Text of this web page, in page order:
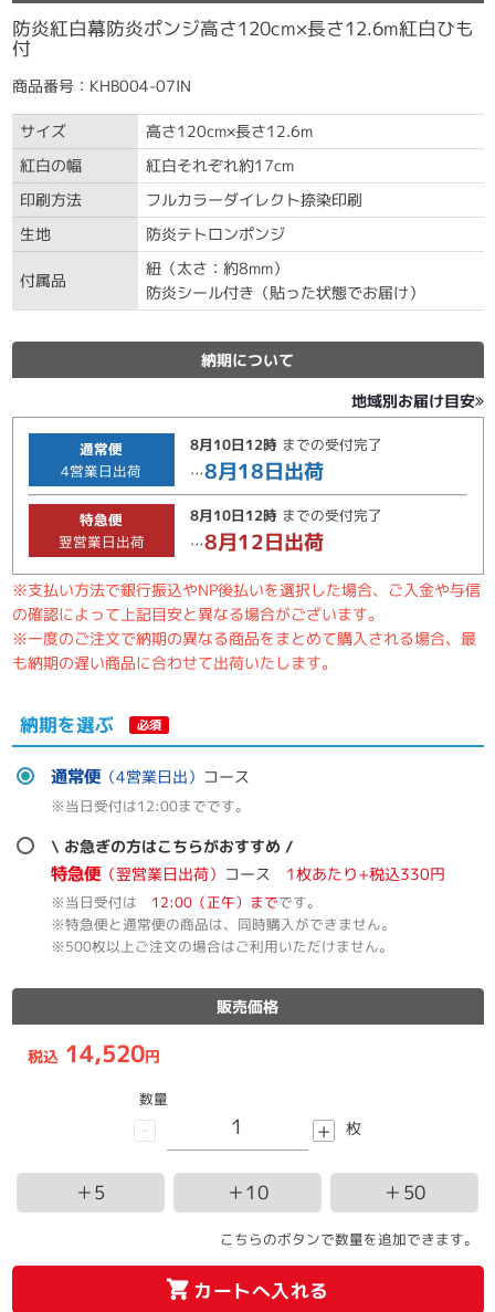
防炎紅白幕防炎ポンジ高さ120cm×長さ12.6m紅白ひも
付
商品番号：KHB004-07IN
サイズ
高さ120cm×長さ12.6m
紅白の幅
紅白それぞれ約17cm
印刷方法
フルカラーダイレクト捺染印刷
生地
防炎テトロンポンジ
付属品
紐（太さ：約8mm）
防炎シール付き（貼った状態でお届け）
納期について
地域別お届け目安
通常便
4営業日出荷
8月10日12時 までの受付完了
…8月18日出荷
特急便
翌営業日出荷
8月10日12時 までの受付完了
…8月12日出荷
※支払い方法で銀行振込やNP後払いを選択した場合、ご入金や与信
の確認によって上記目安と異なる場合がございます。
※一度のご注文で納期の異なる商品をまとめて購入される場合、最
も納期の遅い商品に合わせて出荷いたします。
納期を選ぶ 必須
通常便（4営業日出） コース
※当日受付は12:00までです。
\ お急ぎの方はこちらがおすすめ /
特急便（翌営業日出荷） コース 1枚あたり+税込330円
※当日受付は 12:00（正午）までです。
※特急便と通常便の商品は、同時購入ができません。
※500枚以上ご注文の場合はご利用いただけません。
販売価格
税込14,520円
-
数量
+ 枚
＋5 ＋10 ＋50
こちらのボタンで数量を追加できます。
カートへ入れる